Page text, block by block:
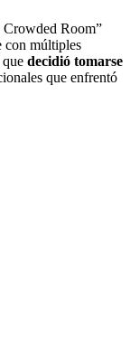
Room”
con múltiples
decidió tomarse
que enfrentó